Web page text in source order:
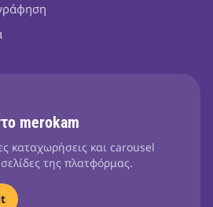
merokam
καταχωρήσεις και carousel
της πλατφόρμας.